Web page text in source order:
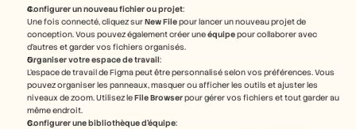
Configurer un nouveau fichier ou projet:
Une fois connecté, cliquez sur New File pour lancer un nouveau projet de
conception. Vous pouvez également créer une équipe pour collaborer avec
d'autres et garder vos fichiers organisés.
Organiser votre espace de travail:
L'espace de travail de Figma peut être personnalisé selon vos préférences. Vous
pouvez organiser les panneaux, masquer ou afficher les outils et ajuster les
niveaux de zoom. Utilisez le File Browser pour gérer vos fichiers et tout garder au
même endroit.
Configurer une bibliothèque d'équipe: